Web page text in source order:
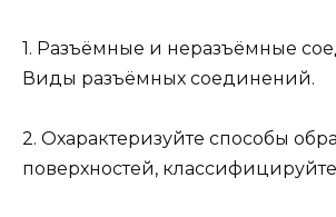
1. Разъёмные и неразъёмные
Виды разъёмных соединений.
2. Охарактеризуйте способы
поверхностей,